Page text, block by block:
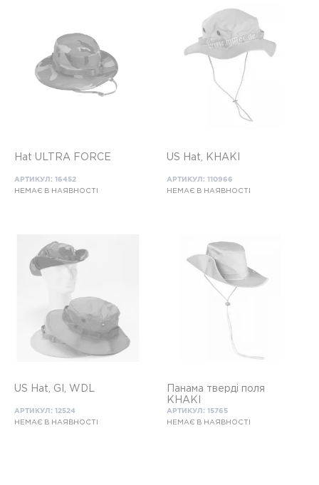
Hat ULTRA FORCE
АРТИКУЛ: 16452
НЕМАЄ В НАЯВНОСТІ
US Hat, KHAKI
АРТИКУЛ: 110966
НЕМАЄ В НАЯВНОСТІ
US Hat, GI, WDL
АРТИКУЛ: 12524
НЕМАЄ В НАЯВНОСТІ
Панама тверді поля
KHAKI
АРТИКУЛ: 15765
НЕМАЄ В НАЯВНОСТІ